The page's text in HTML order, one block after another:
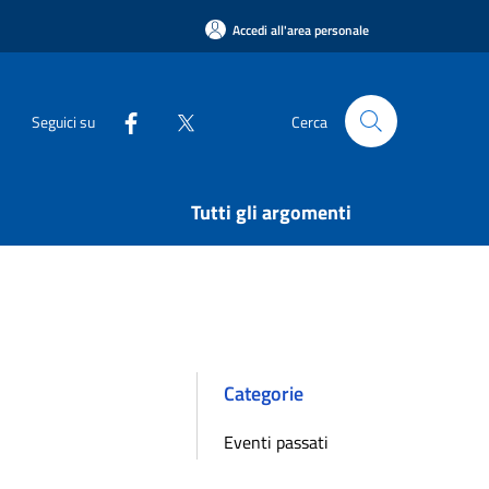
Accedi all'area personale
Seguici su Cerca
Tutti gli argomenti
Categorie
Eventi passati